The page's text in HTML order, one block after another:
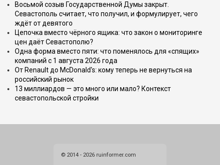
Восьмой созыв Государственной Думы закрыт.
Севастополь считает, что получил, и формулирует, чего
ждёт от девятого
Цепочка вместо чёрного ящика: что закон о мониторинге
цен даёт Севастополю?
Одна форма вместо пяти: что поменялось для «спящих»
компаний с 1 августа 2026 года
От Renault до McDonald's: кому теперь не вернуться на
российский рынок
13 миллиардов — это много или мало? Контекст
севастопольской стройки
© 2014 - 2026 ruinformer.com